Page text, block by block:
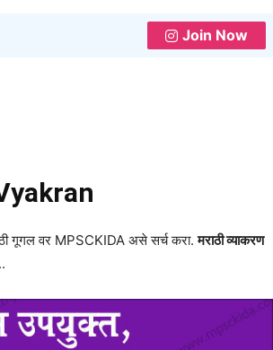
Join Now
गूगल वर MPSCKIDA असे सर्च करा.मराठी व्याकरण